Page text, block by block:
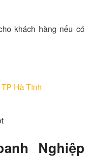
khách hàng nếu có
Hà Tĩnh
Nghiệp